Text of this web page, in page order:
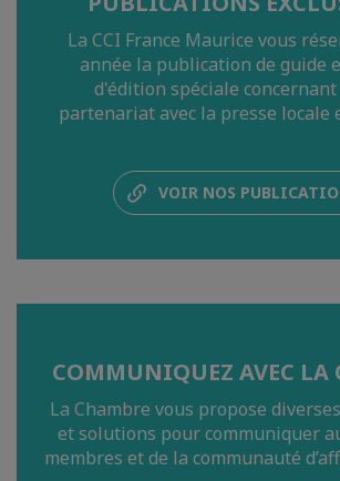
La CCI France Maurice vous
année la publication de guide
d'édition spéciale
partenariat avec la presse locale
VOIR NOS
COMMUNIQUEZ AVEC LA
La Chambre vous propose
et solutions pour communiquer
membres et de la communauté